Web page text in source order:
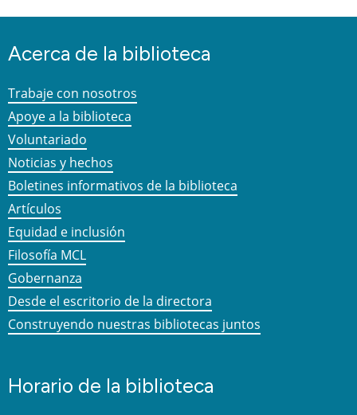
Acerca de la biblioteca
Trabaje con nosotros
Apoye a la biblioteca
Voluntariado
Noticias y hechos
Boletines informativos de la biblioteca
Artículos
Equidad e inclusión
Filosofía MCL
Gobernanza
Desde el escritorio de la directora
Construyendo nuestras bibliotecas juntos
Horario de la biblioteca